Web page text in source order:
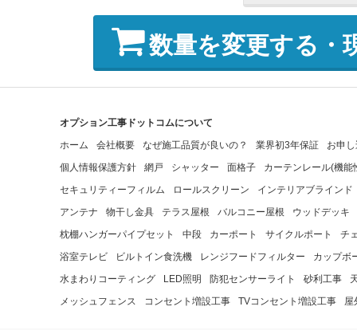
数量を変更する・
オプション工事ドットコムについて
ホーム
会社概要 なぜ施工品質が良いの？ 業界初3年保証
お申
個人情報保護方針
網戸 シャッター 面格子
カーテンレール(機能
セキュリティーフィルム
ロールスクリーン
インテリアブラインド
アンテナ
物干し金具 テラス屋根 バルコニー屋根
ウッドデッキ
枕棚ハンガーパイプセット
中段 カーポート サイクルポート
チ
浴室テレビ
ビルトイン食洗機 レンジフードフィルター
カップボ
水まわりコーティング
LED照明 防犯センサーライト 砂利工事
メッシュフェンス
コンセント増設工事 TVコンセント増設工事 屋